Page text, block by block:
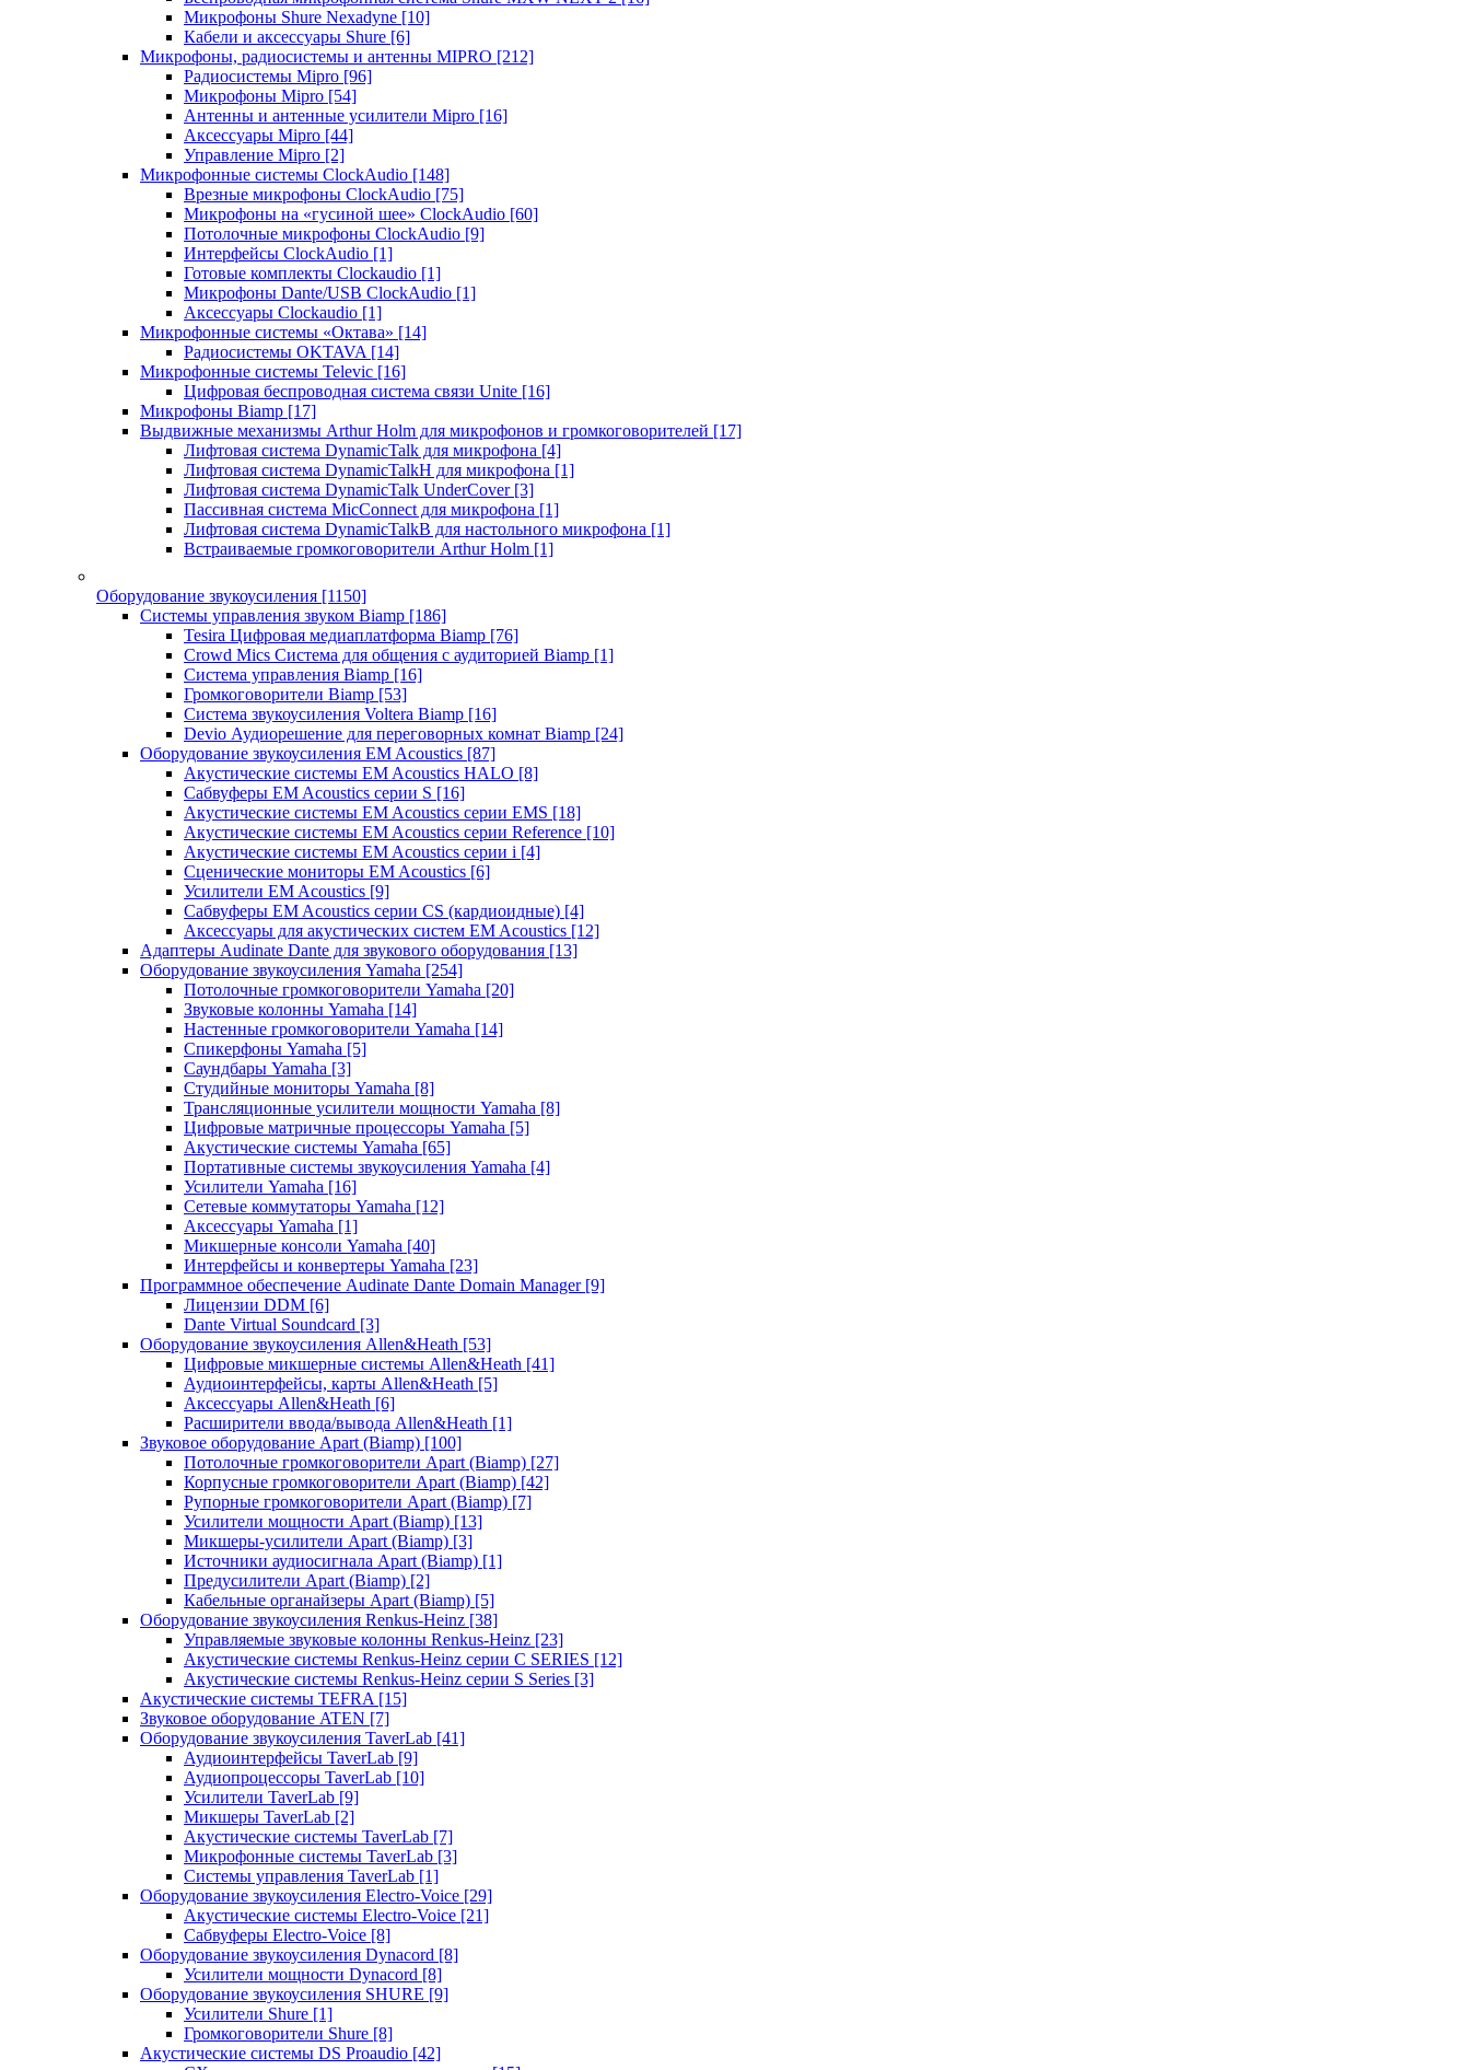
Микрофоны Shure Nexadyne [10]
Кабели и аксессуары Shure [6]
Микрофоны, радиосистемы и антенны MIPRO [212]
Радиосистемы Mipro [96]
Микрофоны Mipro [54]
Антенны и антенные усилители Mipro [16]
Аксессуары Mipro [44]
Управление Mipro [2]
Микрофонные системы ClockAudio [148]
Врезные микрофоны ClockAudio [75]
Микрофоны на «гусиной шее» ClockAudio [60]
Потолочные микрофоны ClockAudio [9]
Интерфейсы ClockAudio [1]
Готовые комплекты Clockaudio [1]
Микрофоны Dante/USB ClockAudio [1]
Аксессуары Clockaudio [1]
Микрофонные системы «Октава» [14]
Радиосистемы OKTAVA [14]
Микрофонные системы Televic [16]
Цифровая беспроводная система связи Unite [16]
Микрофоны Biamp [17]
Выдвижные механизмы Arthur Holm для микрофонов и громкоговорителей [17]
Лифтовая система DynamicTalk для микрофона [4]
Лифтовая система DynamicTalkH для микрофона [1]
Лифтовая система DynamicTalk UnderCover [3]
Пассивная система MicConnect для микрофона [1]
Лифтовая система DynamicTalkB для настольного микрофона [1]
Встраиваемые громкоговорители Arthur Holm [1]
Оборудование звукоусиления [1150]
Системы управления звуком Biamp [186]
Tesira Цифровая медиаплатформа Biamp [76]
Crowd Mics Система для общения с аудиторией Biamp [1]
Система управления Biamp [16]
Громкоговорители Biamp [53]
Система звукоусиления Voltera Biamp [16]
Devio Аудиорешение для переговорных комнат Biamp [24]
Оборудование звукоусиления EM Acoustics [87]
Акустические системы EM Acoustics HALO [8]
Сабвуферы EM Acoustics серии S [16]
Акустические системы EM Acoustics серии EMS [18]
Акустические системы EM Acoustics серии Reference [10]
Акустические системы EM Acoustics серии i [4]
Сценические мониторы EM Acoustics [6]
Усилители EM Acoustics [9]
Сабвуферы EM Acoustics серии CS (кардиоидные) [4]
Аксессуары для акустических систем EM Acoustics [12]
Адаптеры Audinate Dante для звукового оборудования [13]
Оборудование звукоусиления Yamaha [254]
Потолочные громкоговорители Yamaha [20]
Звуковые колонны Yamaha [14]
Настенные громкоговорители Yamaha [14]
Спикерфоны Yamaha [5]
Саундбары Yamaha [3]
Студийные мониторы Yamaha [8]
Трансляционные усилители мощности Yamaha [8]
Цифровые матричные процессоры Yamaha [5]
Акустические системы Yamaha [65]
Портативные системы звукоусиления Yamaha [4]
Усилители Yamaha [16]
Сетевые коммутаторы Yamaha [12]
Аксессуары Yamaha [1]
Микшерные консоли Yamaha [40]
Интерфейсы и конвертеры Yamaha [23]
Программное обеспечение Audinate Dante Domain Manager [9]
Лицензии DDM [6]
Dante Virtual Soundcard [3]
Оборудование звукоусиления Allen&Heath [53]
Цифровые микшерные системы Allen&Heath [41]
Аудиоинтерфейсы, карты Allen&Heath [5]
Аксессуары Allen&Heath [6]
Расширители ввода/вывода Allen&Heath [1]
Звуковое оборудование Apart (Biamp) [100]
Потолочные громкоговорители Apart (Biamp) [27]
Корпусные громкоговорители Apart (Biamp) [42]
Рупорные громкоговорители Apart (Biamp) [7]
Усилители мощности Apart (Biamp) [13]
Микшеры-усилители Apart (Biamp) [3]
Источники аудиосигнала Apart (Biamp) [1]
Предусилители Apart (Biamp) [2]
Кабельные органайзеры Apart (Biamp) [5]
Оборудование звукоусиления Renkus-Heinz [38]
Управляемые звуковые колонны Renkus-Heinz [23]
Акустические системы Renkus-Heinz серии C SERIES [12]
Акустические системы Renkus-Heinz серии S Series [3]
Акустические системы TEFRA [15]
Звуковое оборудование ATEN [7]
Оборудование звукоусиления TaverLab [41]
Аудиоинтерфейсы TaverLab [9]
Аудиопроцессоры TaverLab [10]
Усилители TaverLab [9]
Микшеры TaverLab [2]
Акустические системы TaverLab [7]
Микрофонные системы TaverLab [3]
Системы управления TaverLab [1]
Оборудование звукоусиления Electro-Voice [29]
Акустические системы Electro-Voice [21]
Сабвуферы Electro-Voice [8]
Оборудование звукоусиления Dynacord [8]
Усилители мощности Dynacord [8]
Оборудование звукоусиления SHURE [9]
Усилители Shure [1]
Громкоговорители Shure [8]
Акустические системы DS Proaudio [42]